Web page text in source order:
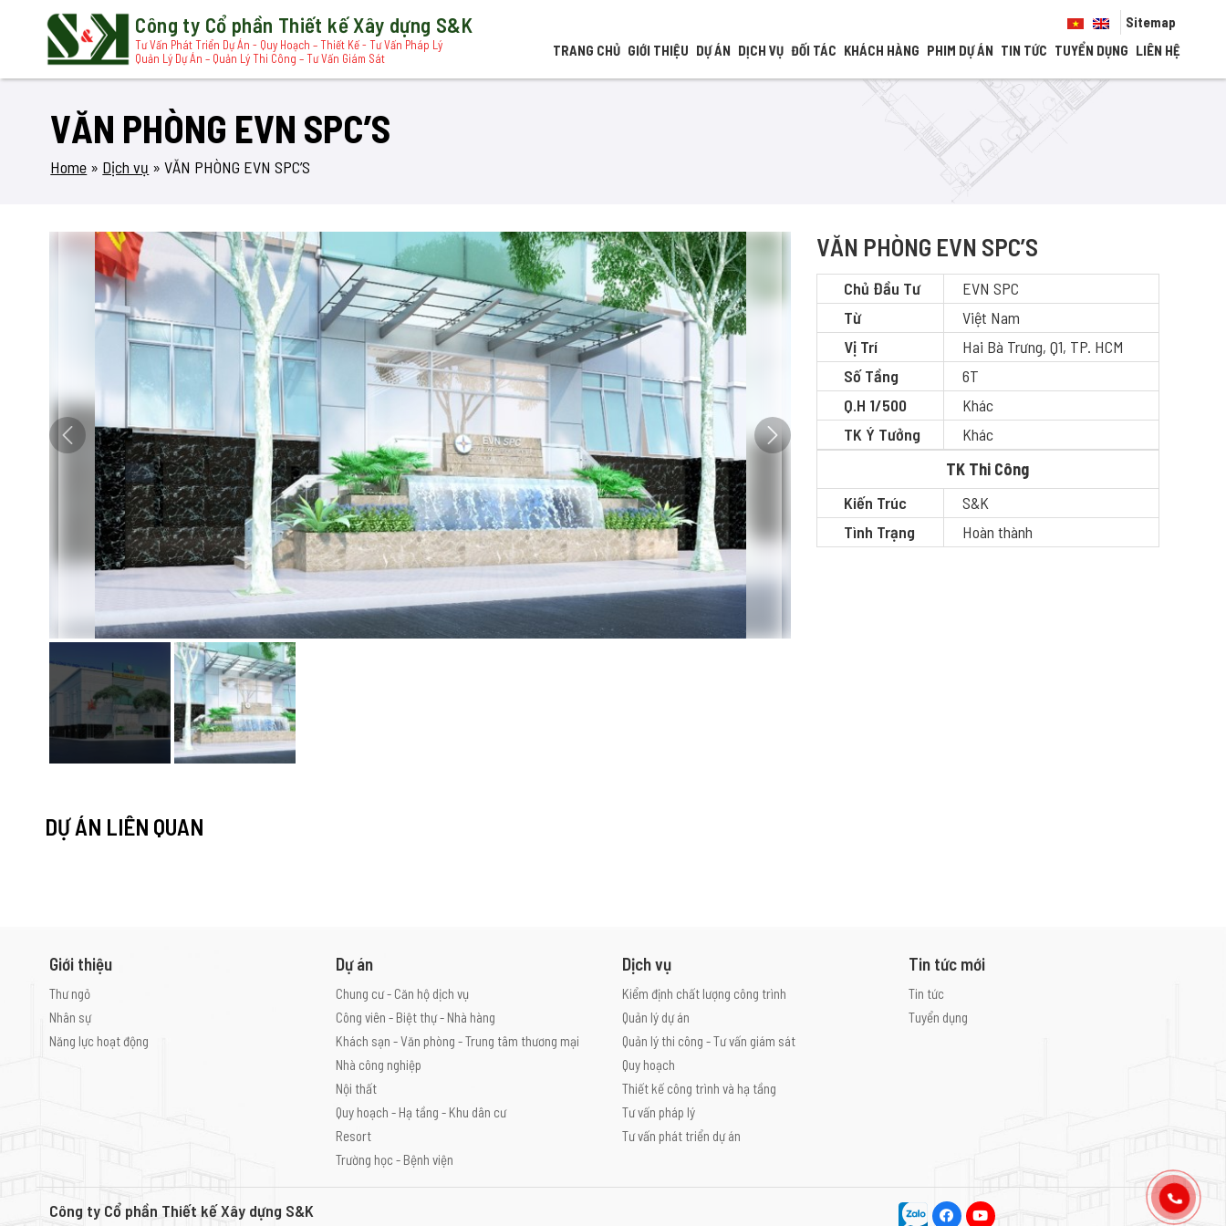
Công ty Cổ phần Thiết kế Xây dựng S&K
Tư Vấn Phát Triển Dự Án - Quy Hoạch – Thiết Kế - Tư Vấn Pháp Lý
Quản Lý Dự Án – Quản Lý Thi Công – Tư Vấn Giám Sát
Sitemap
TRANG CHỦ GIỚI THIỆU DỰ ÁN DỊCH VỤ ĐỐI TÁC KHÁCH HÀNG PHIM DỰ ÁN TIN TỨC TUYỂN DỤNG LIÊN HỆ
VĂN PHÒNG EVN SPC’S
Home » Dịch vụ »VĂN PHÒNG EVN SPC’S
VĂN PHÒNG EVN SPC’S
Chủ Đầu Tư
EVN SPC
Từ
Việt Nam
Vị Trí
Hai Bà Trưng, Q1, TP. HCM
Số Tầng
6T
Q.H 1/500
Khác
TK Ý Tưởng
Khác
TK Thi Công
Kiến Trúc
S&K
Tình Trạng
Hoàn thành
DỰ ÁN LIÊN QUAN
Giới thiệu
Thư ngỏ
Nhân sự
Năng lực hoạt động
Dự án
Chung cư - Căn hộ dịch vụ
Công viên - Biệt thự - Nhà hàng
Khách sạn - Văn phòng - Trung tâm thương mại
Nhà công nghiệp
Nội thất
Quy hoạch - Hạ tầng - Khu dân cư
Resort
Trường học - Bệnh viện
Dịch vụ
Kiểm định chất lượng công trình
Quản lý dự án
Quản lý thi công - Tư vấn giám sát
Quy hoạch
Thiết kế công trình và hạ tầng
Tư vấn pháp lý
Tư vấn phát triển dự án
Tin tức mới
Tin tức
Tuyển dụng
Công ty Cổ phần Thiết kế Xây dựng S&K